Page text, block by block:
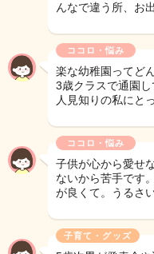
んなで違う所、お
ココロ・悩み
楽な幼稚園ってど
3歳クラスで通園し
人見知りの私にと
ココロ・悩み
子供が心から愛せ
ないから苦手です
が良くて。うるさ
子育て・グッズ